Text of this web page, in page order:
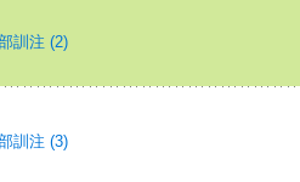
訓注 (2)
訓注 (3)